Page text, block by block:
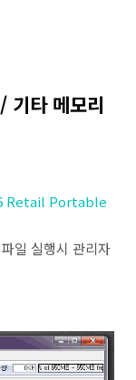
타 메모리
Retail Portable
일 실행시 관리자